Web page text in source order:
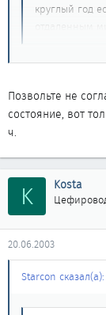
круглый год
отдаленным
академ вообще
Года 4 назад
Позвольте не
состояние, вот
ч.
K Kosta
20.06.2003
Starcon сказал(а):